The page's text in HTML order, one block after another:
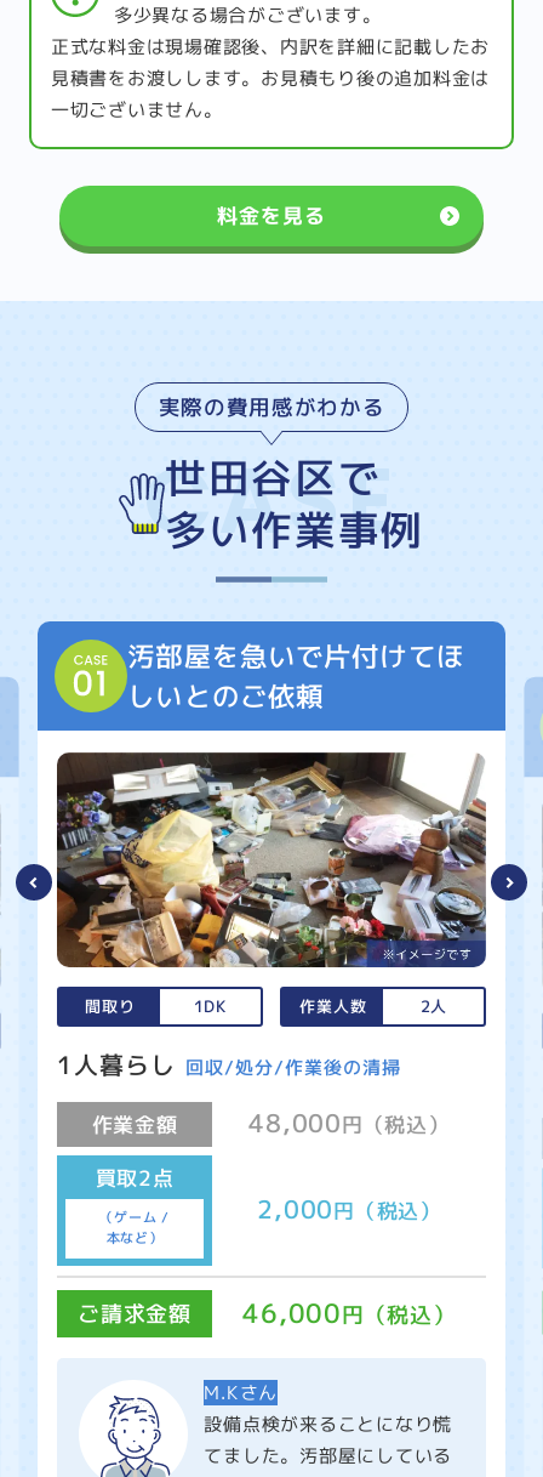
多少異なる場合がございます。
正式な料金は現場確認後、内訳を詳細に記載したお
見積書をお渡しします。お見積もり後の追加料金は
一切ございません。
料金を見る
実際の費用感がわかる
世田谷区で
多い作業事例
汚部屋を急いで片付けてほ
しいとのご依頼
間取り 1DK 作業人数 2人
1人暮らし 回収/処分/作業後の清掃
作業金額 48,000円（税込）
買取2点
（ゲーム /
本など）
2,000円（税込）
ご請求金額 46,000円（税込）
M.Kさん
設備点検が来ることになり慌
てました。汚部屋にしている